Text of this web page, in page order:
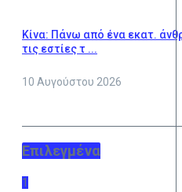
Κίνα: Πάνω από ένα εκατ.
τις εστίες τ ...
10 Αυγούστου 2026
Επιλεγμένα
1